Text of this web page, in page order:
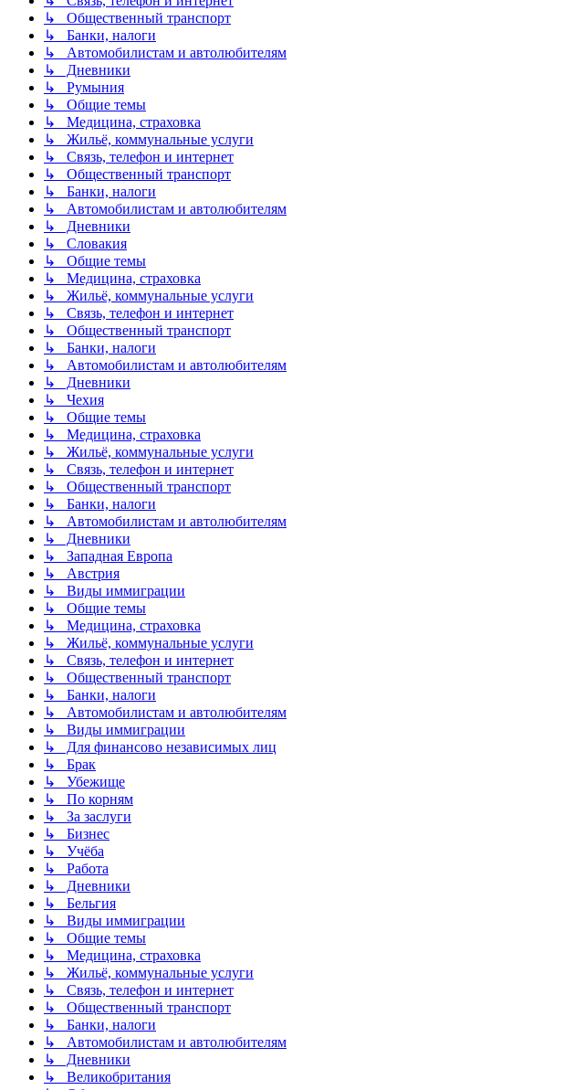
↳ Общественный транспорт
↳ Банки, налоги
↳ Автомобилистам и автолюбителям
↳ Дневники
↳ Румыния
↳ Общие темы
↳ Медицина, страховка
↳ Жильё, коммунальные услуги
↳ Связь, телефон и интернет
↳ Общественный транспорт
↳ Банки, налоги
↳ Автомобилистам и автолюбителям
↳ Дневники
↳ Словакия
↳ Общие темы
↳ Медицина, страховка
↳ Жильё, коммунальные услуги
↳ Связь, телефон и интернет
↳ Общественный транспорт
↳ Банки, налоги
↳ Автомобилистам и автолюбителям
↳ Дневники
↳ Чехия
↳ Общие темы
↳ Медицина, страховка
↳ Жильё, коммунальные услуги
↳ Связь, телефон и интернет
↳ Общественный транспорт
↳ Банки, налоги
↳ Автомобилистам и автолюбителям
↳ Дневники
↳ Западная Европа
↳ Австрия
↳ Виды иммиграции
↳ Общие темы
↳ Медицина, страховка
↳ Жильё, коммунальные услуги
↳ Связь, телефон и интернет
↳ Общественный транспорт
↳ Банки, налоги
↳ Автомобилистам и автолюбителям
↳ Виды иммиграции
↳ Для финансово независимых лиц
↳ Брак
↳ Убежище
↳ По корням
↳ За заслуги
↳ Бизнес
↳ Учёба
↳ Работа
↳ Дневники
↳ Бельгия
↳ Виды иммиграции
↳ Общие темы
↳ Медицина, страховка
↳ Жильё, коммунальные услуги
↳ Связь, телефон и интернет
↳ Общественный транспорт
↳ Банки, налоги
↳ Автомобилистам и автолюбителям
↳ Дневники
↳ Великобритания